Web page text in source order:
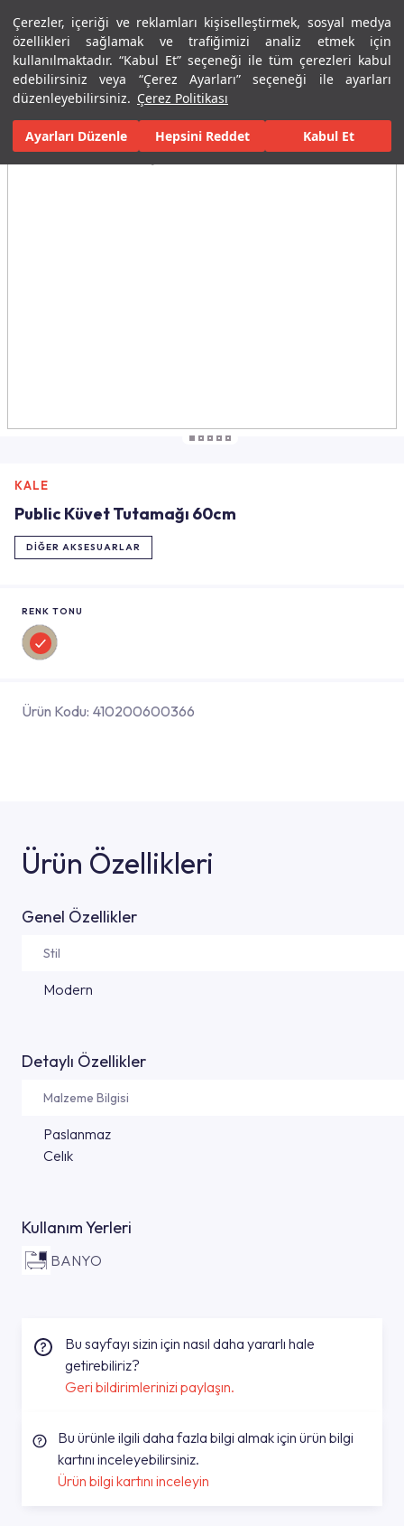
Çerezler, içeriği ve reklamları kişiselleştirmek, sosyal medya
özellikleri sağlamak ve trafiğimizi analiz etmek için
kullanılmaktadır. “Kabul Et” seçeneği ile tüm çerezleri kabul
edebilirsiniz veya “Çerez Ayarları” seçeneği ile ayarları
düzenleyebilirsiniz. Çerez Politikası
Ayarları Düzenle Hepsini Reddet Kabul Et
Menü Menü
Ana Sayfa Banyolar Banyo Aksesuarları Diğer Aksesuarlar
Tüm Görseller(4)
KALE
Public Küvet Tutamağı 60cm
DIĞER AKSESUARLAR
RENK TONU
Ürün Kodu: 410200600366
Ürün Özellikleri
Genel Özellikler
Stil
Modern
Detaylı Özellikler
Malzeme Bilgisi
Paslanmaz
Celık
Kullanım Yerleri
BANYO
Bu sayfayı sizin için nasıl daha yararlı hale
getirebiliriz?
Geri bildirimlerinizi paylaşın.
Bu ürünle ilgili daha fazla bilgi almak için ürün bilgi
kartını inceleyebilirsiniz.
Ürün bilgi kartını inceleyin